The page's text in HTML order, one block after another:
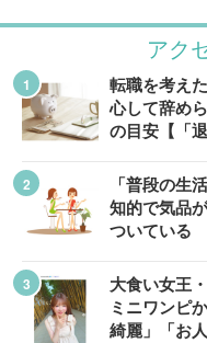
アク
転職を考え
心して辞め
の目安【「
「普段の生
知的で気品
ついている
大食い女王
ミニワンピ
綺麗」「お